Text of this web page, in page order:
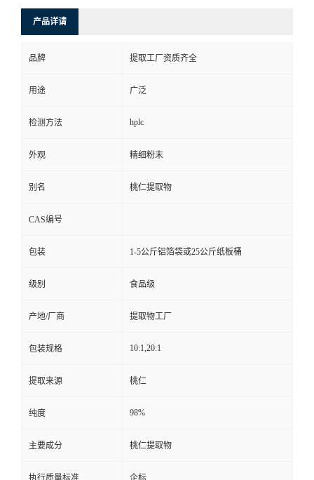
产品详请
品牌 提取工厂资质齐全
用途 广泛
检测方法 hplc
外观 精细粉末
别名 桃仁提取物
CAS编号
包装 1-5公斤铝箔袋或25公斤纸板桶
级别 食品级
产地/厂商 提取物工厂
包装规格 10:1,20:1
提取来源 桃仁
纯度 98%
主要成分 桃仁提取物
执行质量标准 企标